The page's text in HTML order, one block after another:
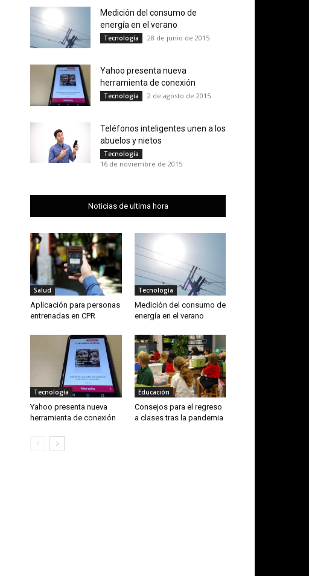
Medición del consumo de
energía en el verano
Tecnología 28 de junio de 2015
Yahoo presenta nueva
herramienta de conexión
Tecnología 2 de agosto de 2015
Teléfonos inteligentes unen a los
abuelos y nietos
Tecnología
16 de noviembre de 2015
Noticias de ultima hora
Salud
Aplicación para personas
entrenadas en CPR
Tecnología
Medición del consumo de
energía en el verano
Tecnología
Yahoo presenta nueva
herramienta de conexión
Educación
Consejos para el regreso
a clases tras la pandemia